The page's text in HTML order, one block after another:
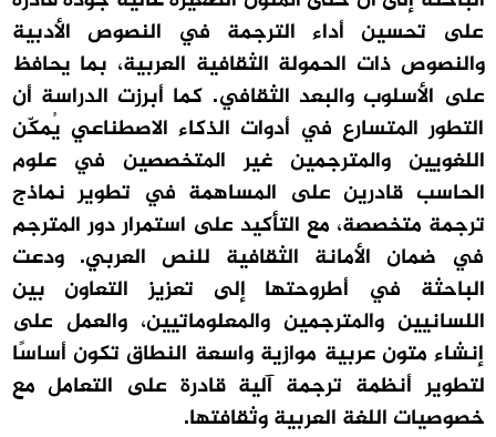
على تحسين أداء الترجمة في النصوص الأدبية
والنصوص ذات الحمولة الثقافية العربية، بما يحافظ
على الأسلوب والبعد الثقافي. كما أبرزت الدراسة أن
التطور المتسارع في أدوات الذكاء الاصطناعي يُمكّن
اللغويين والمترجمين غير المتخصصين في علوم
الحاسب قادرين على المساهمة في تطوير نماذج
ترجمة متخصصة، مع التأكيد على استمرار دور المترجم
في ضمان الأمانة الثقافية للنص العربي. ودعت
الباحثة في أطروحتها إلى تعزيز التعاون بين
اللسانيين والمترجمين والمعلوماتيين، والعمل على
إنشاء متون عربية موازية واسعة النطاق تكون أساسًا
لتطوير أنظمة ترجمة آلية قادرة على التعامل مع
خصوصيات اللغة العربية وثقافتها.